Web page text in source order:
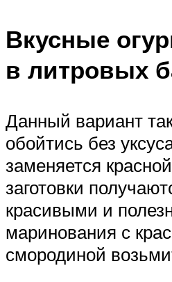
Вкусные
в литровых
Данный вариант
обойтись без
заменяется
заготовки
красивыми и
маринования с
смородиной